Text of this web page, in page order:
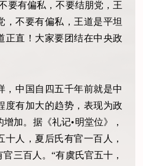
要有偏私，不要结朋党，王
，不要有偏私，王道是平坦
正直！大家要团结在中央政
，中国自四五千年前就是中
度有加大的趋势，表现为政
加。据《礼记•明堂位》，
人，夏后氏有官一百人，
三百人。“有虞氏官五十，